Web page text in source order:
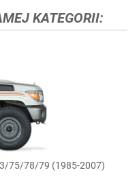
KATEGORII:
75/78/79 (1985-2007)